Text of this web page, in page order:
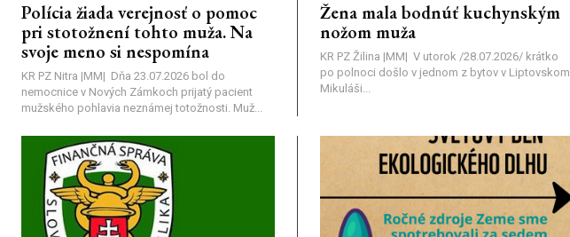
Polícia žiada verejnosť o pomoc
pri stotožnení tohto muža. Na
svoje meno si nespomína
KR PZ Nitra |MM| Dňa 23.07.2026 bol do
nemocnice v Nových Zámkoch prijatý pacient
mužského pohlavia neznámej totožnosti. Muž...
Žena mala bodnúť kuchynským
nožom muža
KR PZ Žilina |MM| V utorok /28.07.2026/ krátko
po polnoci došlo v jednom z bytov v Liptovskom
Mikuláši...